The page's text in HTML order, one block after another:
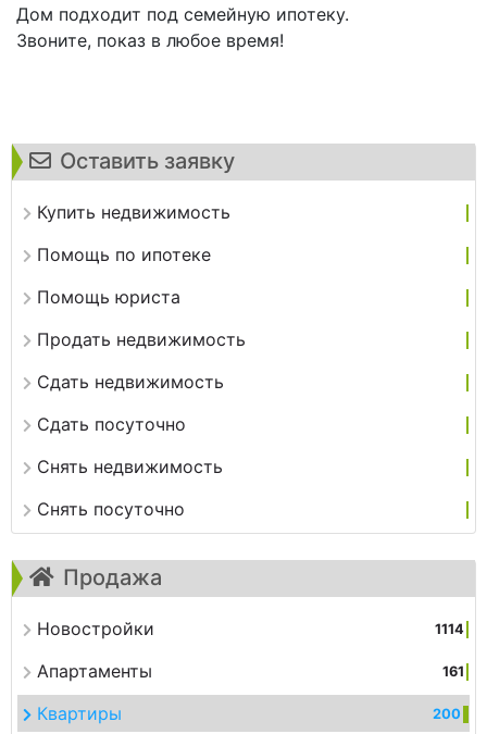
Оставить заявку
Купить недвижимость
Помощь по ипотеке
Помощь юриста
Продать недвижимость
Сдать недвижимость
Сдать посуточно
Снять недвижимость
Снять посуточно
Продажа
Новостройки 1114
Апартаменты 161
Квартиры 200
Дом подходит под семейную ипотеку.
Звоните, показ в любое время!